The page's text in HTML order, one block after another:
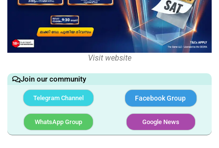
Visit website
Join our community
Telegram Channel Facebook Group
WhatsApp Group Google News